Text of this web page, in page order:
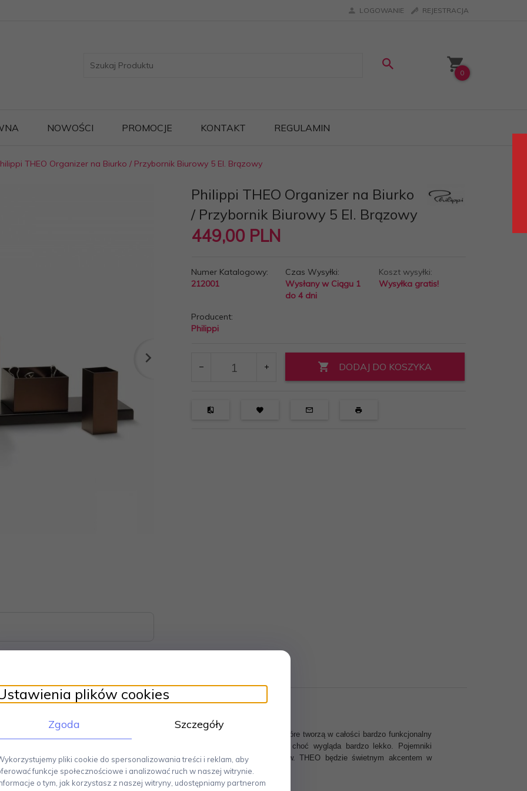
LOGOWANIE REJESTRACJA
0
NOWOŚCI PROMOCJE KONTAKT REGULAMIN
THEO Organizer na Biurko / Przybornik Biurowy 5 El. Brązowy
Philippi THEO Organizer na Biurko
/ Przybornik Biurowy 5 El. Brązowy
449,00 PLN
Numer Katalogowy:
212001
Czas Wysyłki:
Wysłany w Ciągu 1
do 4 dni
Koszt wysyłki:
Wysyłka gratis!
Producent:
Philippi
DODAJ DO KOSZYKA
Składa się z 6 elementów - 5 pojemników i podstawy, które tworzą w całości bardzo funkcjonalny
jest z anodyzowanego aluminium, które wygląda jak postarzane żelazo, choć wygląda bardzo lekko. Pojemniki
pozwalają je dowolnie ze sobą łączyć i tym samym personalizować zestaw. THEO będzie świetnym akcentem w
plików cookies
Zgoda Szczegóły
pliki cookie do spersonalizowania treści i reklam, aby
funkcje społecznościowe i analizować ruch w naszej witrynie.
o tym, jak korzystasz z naszej witryny, udostępniamy partnerom